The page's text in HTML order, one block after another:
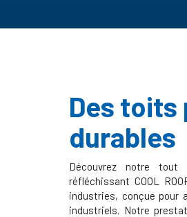
Des toits
durables
Découvrez notre tout
réfléchissant COOL
industries, conçue pour
industriels. Notre